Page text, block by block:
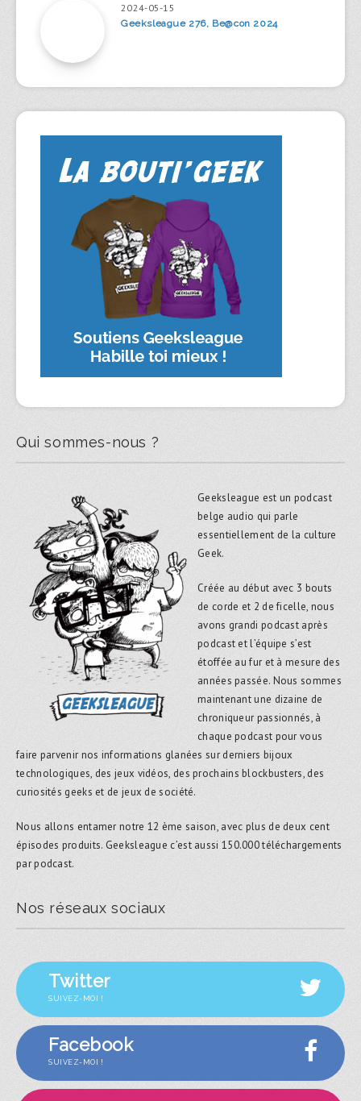
2024-05-15
Geeksleague 276, Be@con 2024
Qui sommes-nous ?
Geeksleague est un podcast
belge audio qui parle
essentiellement de la culture
Geek.
Créée au début avec 3 bouts
de corde et 2 de ficelle, nous
avons grandi podcast après
podcast et l’équipe s’est
étoffée au fur et à mesure des
années passée. Nous sommes
maintenant une dizaine de
chroniqueur passionnés, à
chaque podcast pour vous
faire parvenir nos informations glanées sur derniers bijoux
technologiques, des jeux vidéos, des prochains blockbusters, des
curiosités geeks et de jeux de société.
Nous allons entamer notre 12 ème saison, avec plus de deux cent
épisodes produits. Geeksleague c’est aussi 150.000 téléchargements
par podcast.
Nos réseaux sociaux
Twitter
SUIVEZ-MOI !
Facebook
SUIVEZ-MOI !